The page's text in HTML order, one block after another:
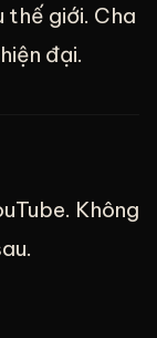
thế giới. Cha
đại.
Không